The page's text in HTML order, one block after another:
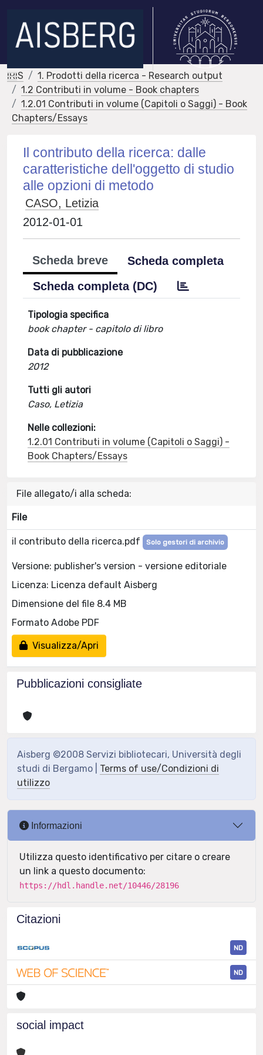
IRIS
1. Prodotti della ricerca - Research output
1.2 Contributi in volume - Book chapters
1.2.01 Contributi in volume (Capitoli o Saggi) - Book
Chapters/Essays
Il contributo della ricerca: dalle
caratteristiche dell'oggetto di studio
alle opzioni di metodo
CASO, Letizia
2012-01-01
Scheda breve
Scheda completa
Scheda completa (DC)
Tipologia specifica
book chapter - capitolo di libro
Data di pubblicazione
2012
Tutti gli autori
Caso, Letizia
Nelle collezioni:
1.2.01 Contributi in volume (Capitoli o Saggi) -
Book Chapters/Essays
File allegato/i alla scheda:
File
il contributo della ricerca.pdf Solo gestori di archivio
Versione: publisher's version - versione editoriale
Licenza: Licenza default Aisberg
Dimensione del file 8.4 MB
Formato Adobe PDF
Visualizza/Apri
Pubblicazioni consigliate
Aisberg ©2008 Servizi bibliotecari, Università degli
studi di Bergamo | Terms of use/Condizioni di
utilizzo
Informazioni
Utilizza questo identificativo per citare o creare
un link a questo documento:
https://hdl.handle.net/10446/28196
Citazioni
ND
ND
social impact